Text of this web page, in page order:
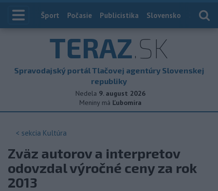
Index
Šport Počasie Publicistika Slovensko
TERAZ.SK
Spravodajský portál Tlačovej agentúry Slovenskej
republiky
Nedela 9. august 2026
Meniny má Ľubomíra
< sekcia Kultúra
Zväz autorov a interpretov
odovzdal výročné ceny za rok
2013